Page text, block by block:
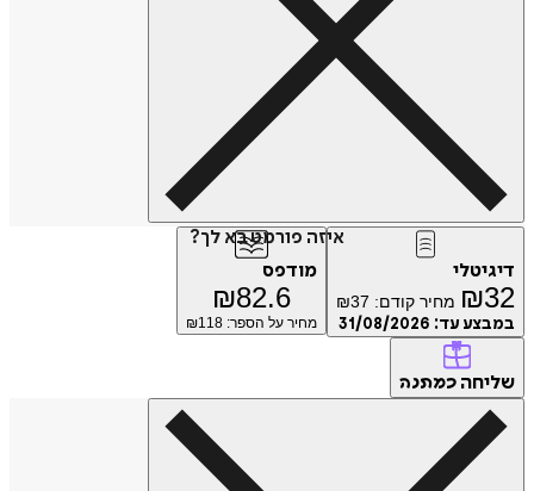
איזה פורמט בא לך?
דיגיטלי
₪32 מחיר קודם: ₪37
במבצע עד: 31/08/2026
מודפס
₪82.6
מחיר על הספר: ₪ 118
שליחה כמתנה